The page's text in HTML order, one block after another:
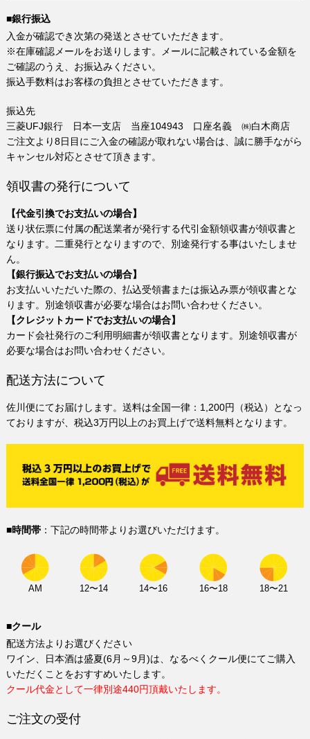
■銀行振込
入金が確認でき次第の発送とさせていただきます。
※在庫確認メールをお送りします。メールに記載されている金額を
ご確認のうえ、お振込みください。
振込手数料はお客様の負担とさせていただきます。
振込先
三菱UFJ銀行 日本一支店 当座104943 口座名義 ㈱白木商店
ご注文より8日目にご入金の確認が取れない場合は、誠に勝手ながら
キャンセル対応とさせて頂きます。
領収書の発行について
【代金引換でお支払いの場合】
送り状伝票に付属の配送業者が発行する代引金額領収書が領収書と
なります。二重発行となりますので、別途発行する事はいたしませ
ん。
【銀行振込でお支払いの場合】
お支払いいただいた際の、払込受領書または振込み票が領収書とな
ります。別途領収書が必要な場合はお問い合わせください。
【クレジットカードでお支払いの場合】
カード会社発行のご利用明細書が領収書となります。別途領収書が
必要な場合はお問い合わせください。
配送方法について
佐川便にてお届けします。送料は全国一律：1,200円（税込）となっ
ておりますが、税込3万円以上のお買上げで送料無料となります。
■時間帯：下記の時間帯よりお選びいただけます。
AM 12〜14 14〜16 16〜18 18〜21
■クール
配送方法よりお選びください
ワイン、日本酒は盛夏(6月～9月)は、なるべくクール便にてご購入
いただくことをおすすめいたします。
クール代金として一律別途440円頂戴いたします。
ご注文の受付